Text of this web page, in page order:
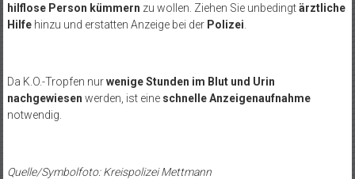
hilflose Person kümmern zu wollen. Ziehen Sie unbedingtärztliche
Hilfehinzu und erstatten Anzeige bei der Polizei
Da K.O.-Tropfen nurwenige Stunden im Blut und Urin
nachgewiesen werden, ist eine schnelle Anzeigenaufnahme
notwendig.
Quelle/Symbolfoto:KreispolizeiMettmann